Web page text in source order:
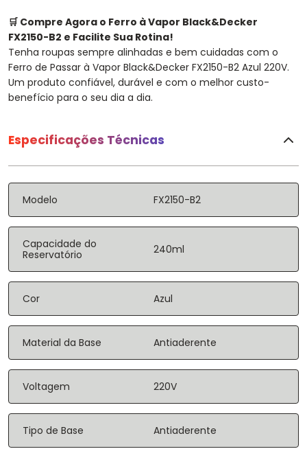
🛒 Compre Agora o Ferro à Vapor Black&Decker
FX2150-B2 e Facilite Sua Rotina!
Tenha roupas sempre alinhadas e bem cuidadas com o
Ferro de Passar à Vapor Black&Decker FX2150-B2 Azul 220V.
Um produto confiável, durável e com o melhor custo-
benefício para o seu dia a dia.
Especificações Técnicas
Modelo FX2150-B2
Capacidade do
Reservatório
240ml
Cor Azul
Material da Base Antiaderente
Voltagem 220V
Tipo de Base Antiaderente